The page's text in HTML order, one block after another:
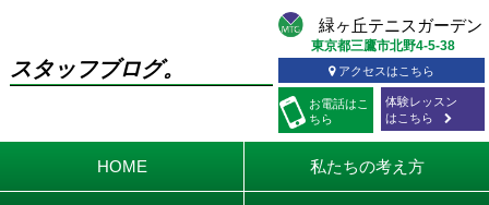
スタッフブログ。
お電話はこ
ちら
東京都三鷹市北野4-5-38
アクセスはこちら
体験レッスン
はこちら
HOME 私たちの考え方